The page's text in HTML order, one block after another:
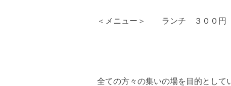
＜メニュー＞ ランチ ３００
全ての方々の集いの場を目的として